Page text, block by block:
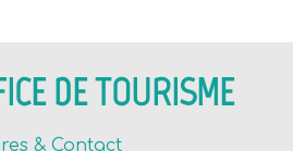
DE TOURISME
& Contact